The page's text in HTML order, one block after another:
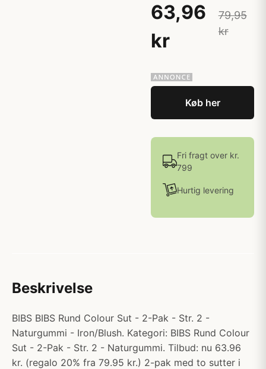
63,96
kr
79,95
kr
Køb her
Fri fragt over kr.
799
Hurtig levering
Beskrivelse
BIBS BIBS Rund Colour Sut - 2-Pak - Str. 2 -
Naturgummi - Iron/Blush. Kategori: BIBS Rund Colour
Sut - 2-Pak - Str. 2 - Naturgummi. Tilbud: nu 63.96
kr. (regalo 20% fra 79.95 kr.) 2-pak med to sutter i